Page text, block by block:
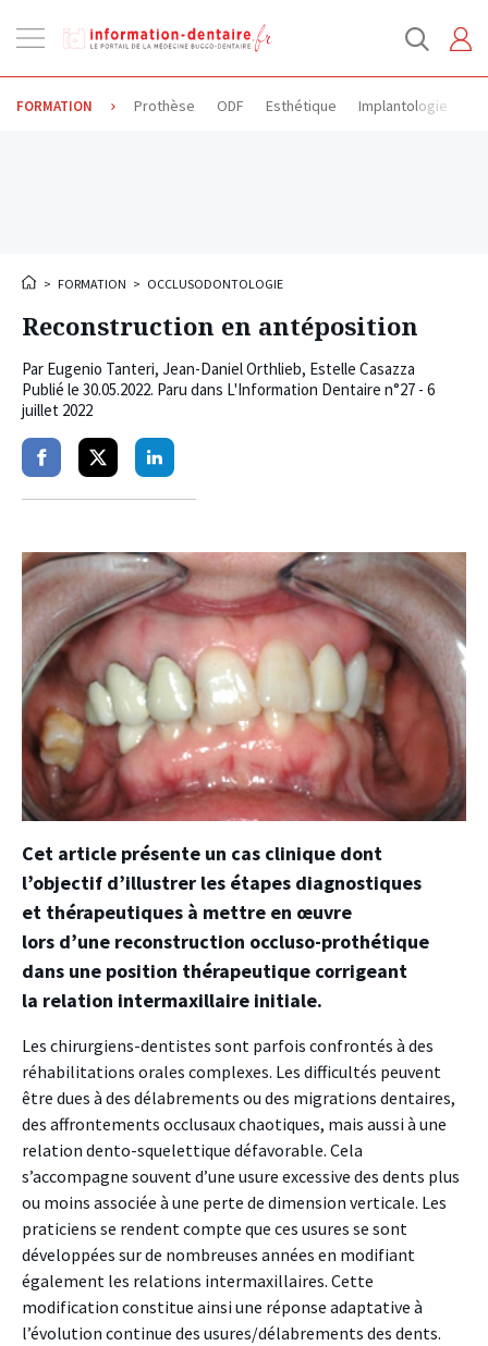
la
FORMATION Prothèse ODF Esthétique Implantologie
> FORMATION > OCCLUSODONTOLOGIE
Reconstruction en antéposition
Par Eugenio Tanteri, Jean-Daniel Orthlieb, Estelle Casazza
Publié le 30.05.2022. Paru dans L'Information Dentaire n°27 - 6
juillet 2022
PartagerPartagerPartager
Cet article présente un cas clinique dont
l’objectif d’illustrer les étapes diagnostiques
et thérapeutiques à mettre en œuvre
lors d’une reconstruction occluso-prothétique
dans une position thérapeutique corrigeant
la relation intermaxillaire initiale.
Les chirurgiens-dentistes sont parfois confrontés à des
réhabilitations orales complexes. Les difficultés peuvent
être dues à des délabrements ou des migrations dentaires,
des affrontements occlusaux chaotiques, mais aussi à une
relation dento-squelettique défavorable. Cela
s’accompagne souvent d’une usure excessive des dents plus
ou moins associée à une perte de dimension verticale. Les
praticiens se rendent compte que ces usures se sont
développées sur de nombreuses années en modifiant
également les relations intermaxillaires. Cette
modification constitue ainsi une réponse adaptative à
l’évolution continue des usures/délabrements des dents.